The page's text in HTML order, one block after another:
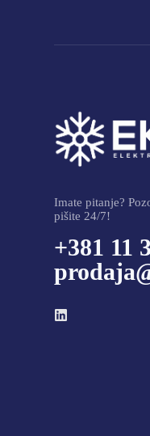
Imate pitanje?
pišite 24/7!
+381 11